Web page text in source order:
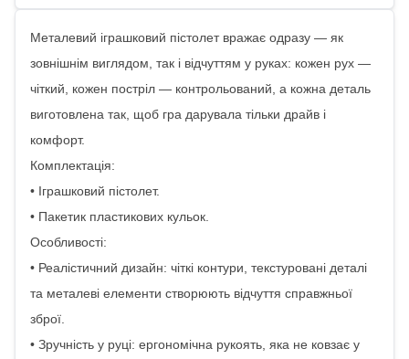
Металевий іграшковий пістолет вражає одразу — як
зовнішнім виглядом, так і відчуттям у руках: кожен рух —
чіткий, кожен постріл — контрольований, а кожна деталь
виготовлена так, щоб гра дарувала тільки драйв і
комфорт.
Комплектація:
• Іграшковий пістолет.
• Пакетик пластикових кульок.
Особливості:
• Реалістичний дизайн: чіткі контури, текстуровані деталі
та металеві елементи створюють відчуття справжньої
зброї.
• Зручність у руці: ергономічна рукоять, яка не ковзає у